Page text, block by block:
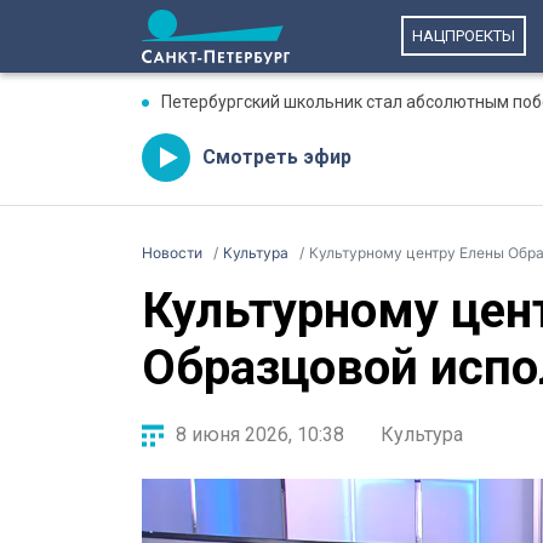
НАЦПРОЕКТЫ
Петербургский школьник стал абсолютным
Смотреть эфир
Новости Культура Культурному центру Елены
Культурному
Образцовой
8 июня 2026, 10:38 Культура